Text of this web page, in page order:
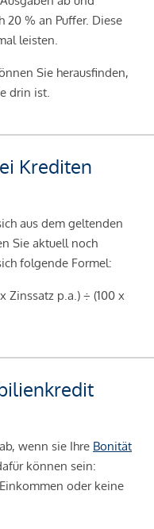
20 % an Puffer. Diese
leisten.
Sie herausfinden,
drin ist.
Krediten
aus dem geltenden
Sie aktuell noch
folgende Formel:
Zinssatz p.a.) ÷ (100 x
wenn sie Ihre Bonität
können sein:
oder keine